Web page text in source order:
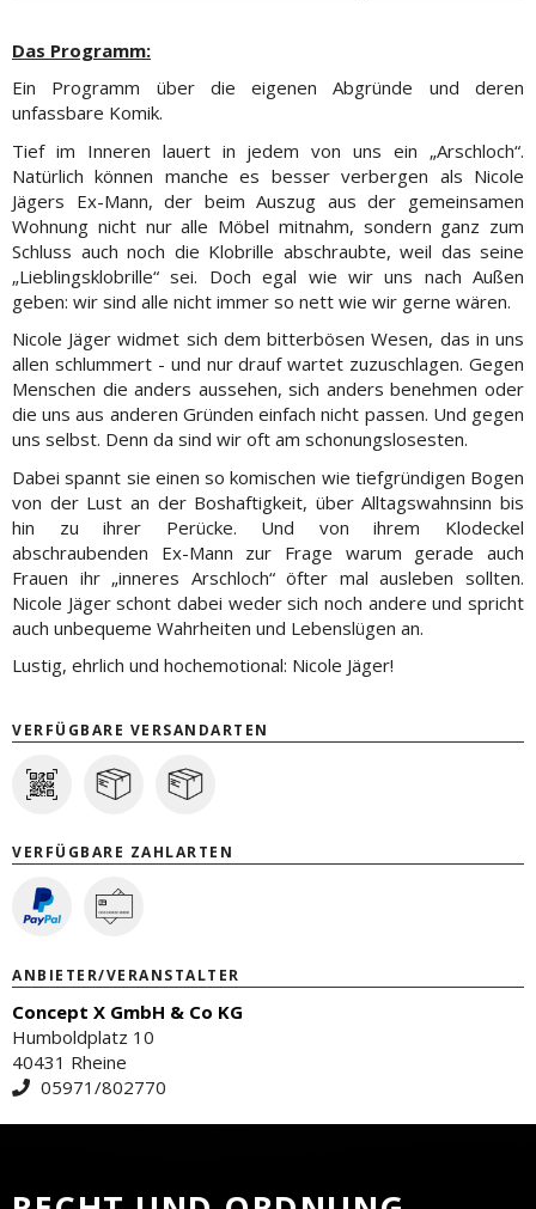
Das Programm:
Ein Programm über die eigenen Abgründe und deren
unfassbare Komik.
Tief im Inneren lauert in jedem von uns ein „Arschloch“.
Natürlich können manche es besser verbergen als Nicole
Jägers Ex-Mann, der beim Auszug aus der gemeinsamen
Wohnung nicht nur alle Möbel mitnahm, sondern ganz zum
Schluss auch noch die Klobrille abschraubte, weil das seine
„Lieblingsklobrille“ sei. Doch egal wie wir uns nach Außen
geben: wir sind alle nicht immer so nett wie wir gerne wären.
Nicole Jäger widmet sich dem bitterbösen Wesen, das in uns
allen schlummert - und nur drauf wartet zuzuschlagen. Gegen
Menschen die anders aussehen, sich anders benehmen oder
die uns aus anderen Gründen einfach nicht passen. Und gegen
uns selbst. Denn da sind wir oft am schonungslosesten.
Dabei spannt sie einen so komischen wie tiefgründigen Bogen
von der Lust an der Boshaftigkeit, über Alltagswahnsinn bis
hin zu ihrer Perücke. Und von ihrem Klodeckel
abschraubenden Ex-Mann zur Frage warum gerade auch
Frauen ihr „inneres Arschloch“ öfter mal ausleben sollten.
Nicole Jäger schont dabei weder sich noch andere und spricht
auch unbequeme Wahrheiten und Lebenslügen an.
Lustig, ehrlich und hochemotional: Nicole Jäger!
VERFÜGBARE VERSANDARTEN
VERFÜGBARE ZAHLARTEN
ANBIETER/VERANSTALTER
Concept X GmbH & Co KG
Humboldplatz 10
40431 Rheine
05971/802770